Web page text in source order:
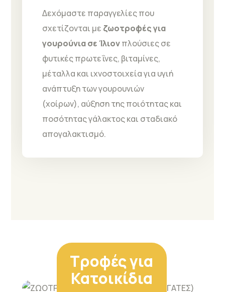
Δεχόμαστε παραγγελίες που
σχετίζονται με ζωοτροφές για
γουρούνια σε Ίλιονπλούσιες σε
φυτικές πρωτεΐνες, βιταμίνες,
μέταλλα και ιχνοστοιχεία για υγιή
ανάπτυξη των γουρουνιών
(χοίρων), αύξηση της ποιότητας και
ποσότητας γάλακτος και σταδιακό
απογαλακτισμό.
Τροφές για
Κατοικίδια